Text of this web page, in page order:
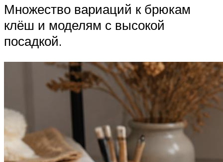
Множество вариаций к брюкам
клёш и моделям с высокой
посадкой.